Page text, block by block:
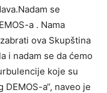
se
a . Nama
ova Skupština
i nadam se da ćemo
koje su
a“, naveo je